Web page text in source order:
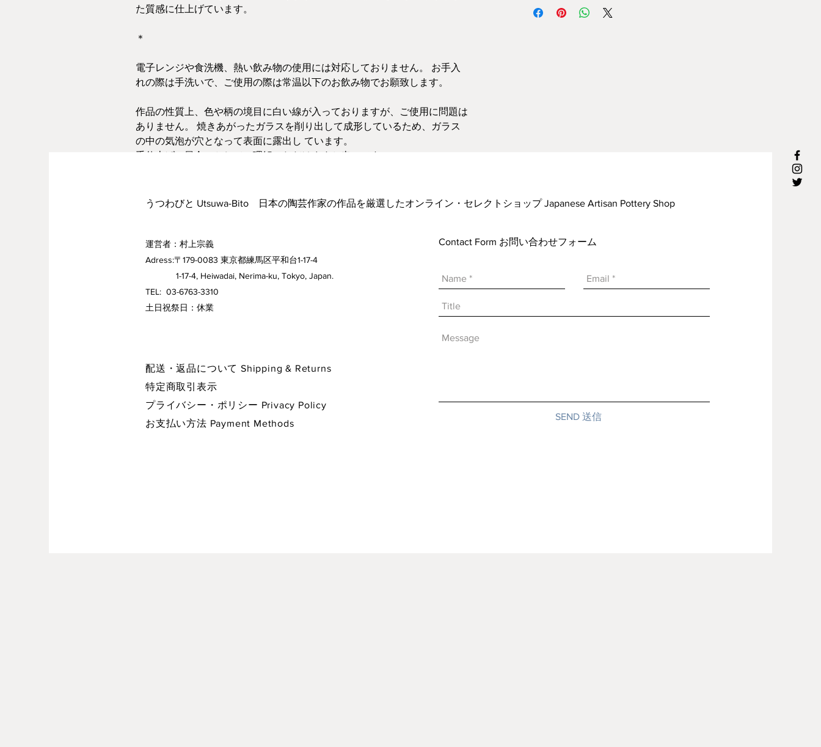
た質感に仕上げています。
＊
電子レンジや食洗機、熱い飲み物の使用には対応しておりません。 お手入
れの際は手洗いで、ご使用の際は常温以下のお飲み物でお願致します。
作品の性質上、色や柄の境目に白い線が入っておりますが、ご使用に問題は
ありません。 焼きあがったガラスを削り出して成形しているため、ガラス
の中の気泡が穴となって表面に露出し ています。
手仕上げの風合いとしてご理解いただけますと幸いです。
うつわびと Utsuwa-Bito 日本の陶芸作家の作品を厳選したオンライン・セレクトショップ Japanese Artisan Pottery Shop
運営者：村上宗義
Adress:〒179-0083 東京都練馬区平和台1-17-4
1-17-4, Heiwadai, Nerima-ku, Tokyo, Japan.
TEL: 03-6763-3310
​土日祝祭日：休業
配送・返品について Shipping & Returns
特定商取引表示
プライバシー・ポリシー Privacy Policy
お支払い方法 Payment Methods
Contact Form お問い合わせフォーム
SEND 送信